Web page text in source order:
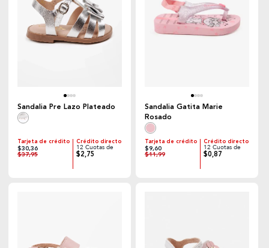
Sandalia Pre Lazo Plateado
Tarjeta de crédito
$30,36
$37,95
Crédito directo
12 Cuotas de
$2,75
Sandalia Gatita Marie
Rosado
Tarjeta de crédito
$9,60
$11,99
Crédito directo
12 Cuotas de
$0,87